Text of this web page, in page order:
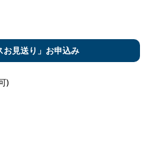
お見送り」お申込み
)